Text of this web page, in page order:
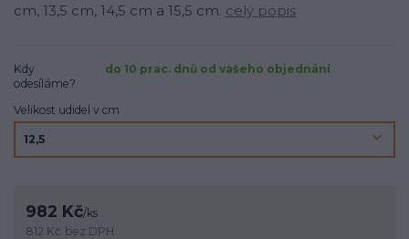
cm, 13,5 cm, 14,5 cm a 15,5 cm. celý popis
Kdy
odesíláme?
do 10 prac. dnů od vašeho objednání
Velikost udidel v cm
982 Kč/ks
812 Kč bez DPH